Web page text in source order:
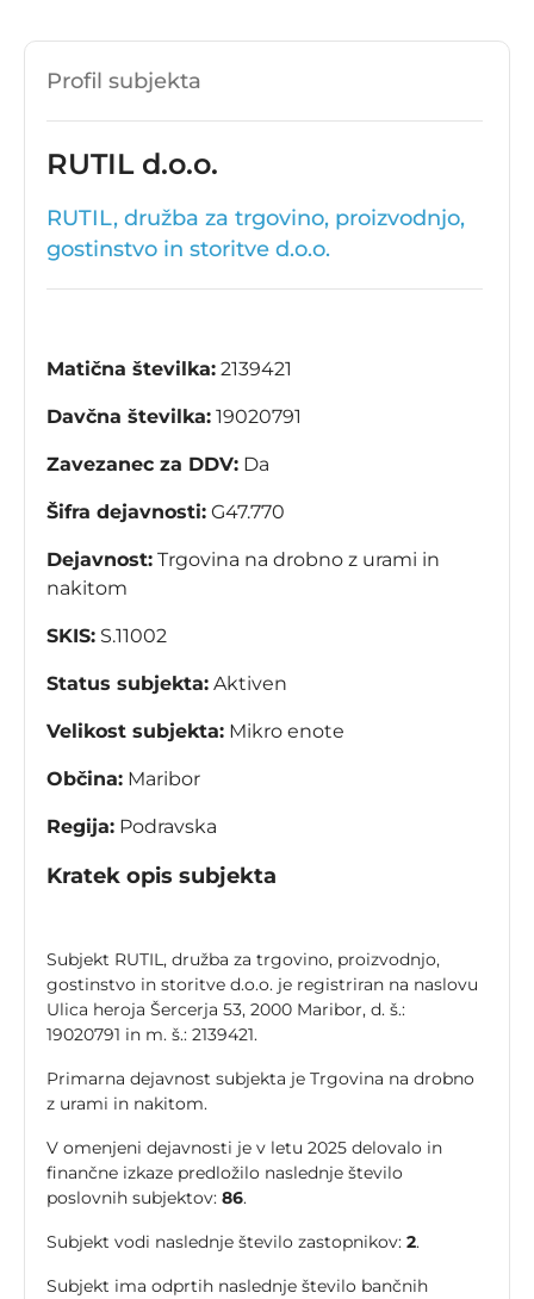
Profil subjekta
RUTIL d.o.o.
RUTIL, družba za trgovino, proizvodnjo,
gostinstvo in storitve d.o.o.
Matična številka: 2139421
Davčna številka: 19020791
Zavezanec za DDV: Da
Šifra dejavnosti: G47.770
Dejavnost: Trgovina na drobno z urami in
nakitom
SKIS: S.11002
Status subjekta: Aktiven
Velikost subjekta: Mikro enote
Občina: Maribor
Regija: Podravska
Kratek opis subjekta
Subjekt RUTIL, družba za trgovino, proizvodnjo,
gostinstvo in storitve d.o.o. je registriran na naslovu
Ulica heroja Šercerja 53, 2000 Maribor, d. š.:
19020791 in m. š.: 2139421.
Primarna dejavnost subjekta je Trgovina na drobno
z urami in nakitom.
V omenjeni dejavnosti je v letu 2025 delovalo in
finančne izkaze predložilo naslednje število
poslovnih subjektov: 86.
Subjekt vodi naslednje število zastopnikov: 2.
Subjekt ima odprtih naslednje število bančnih